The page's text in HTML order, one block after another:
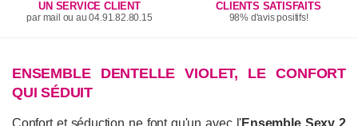
UN SERVICE CLIENT
par mail ou au 04.91.82.80.15
CLIENTS SATISFAITS
98% d'avis positifs!
ENSEMBLE DENTELLE VIOLET, LE CONFORT
QUI SÉDUIT